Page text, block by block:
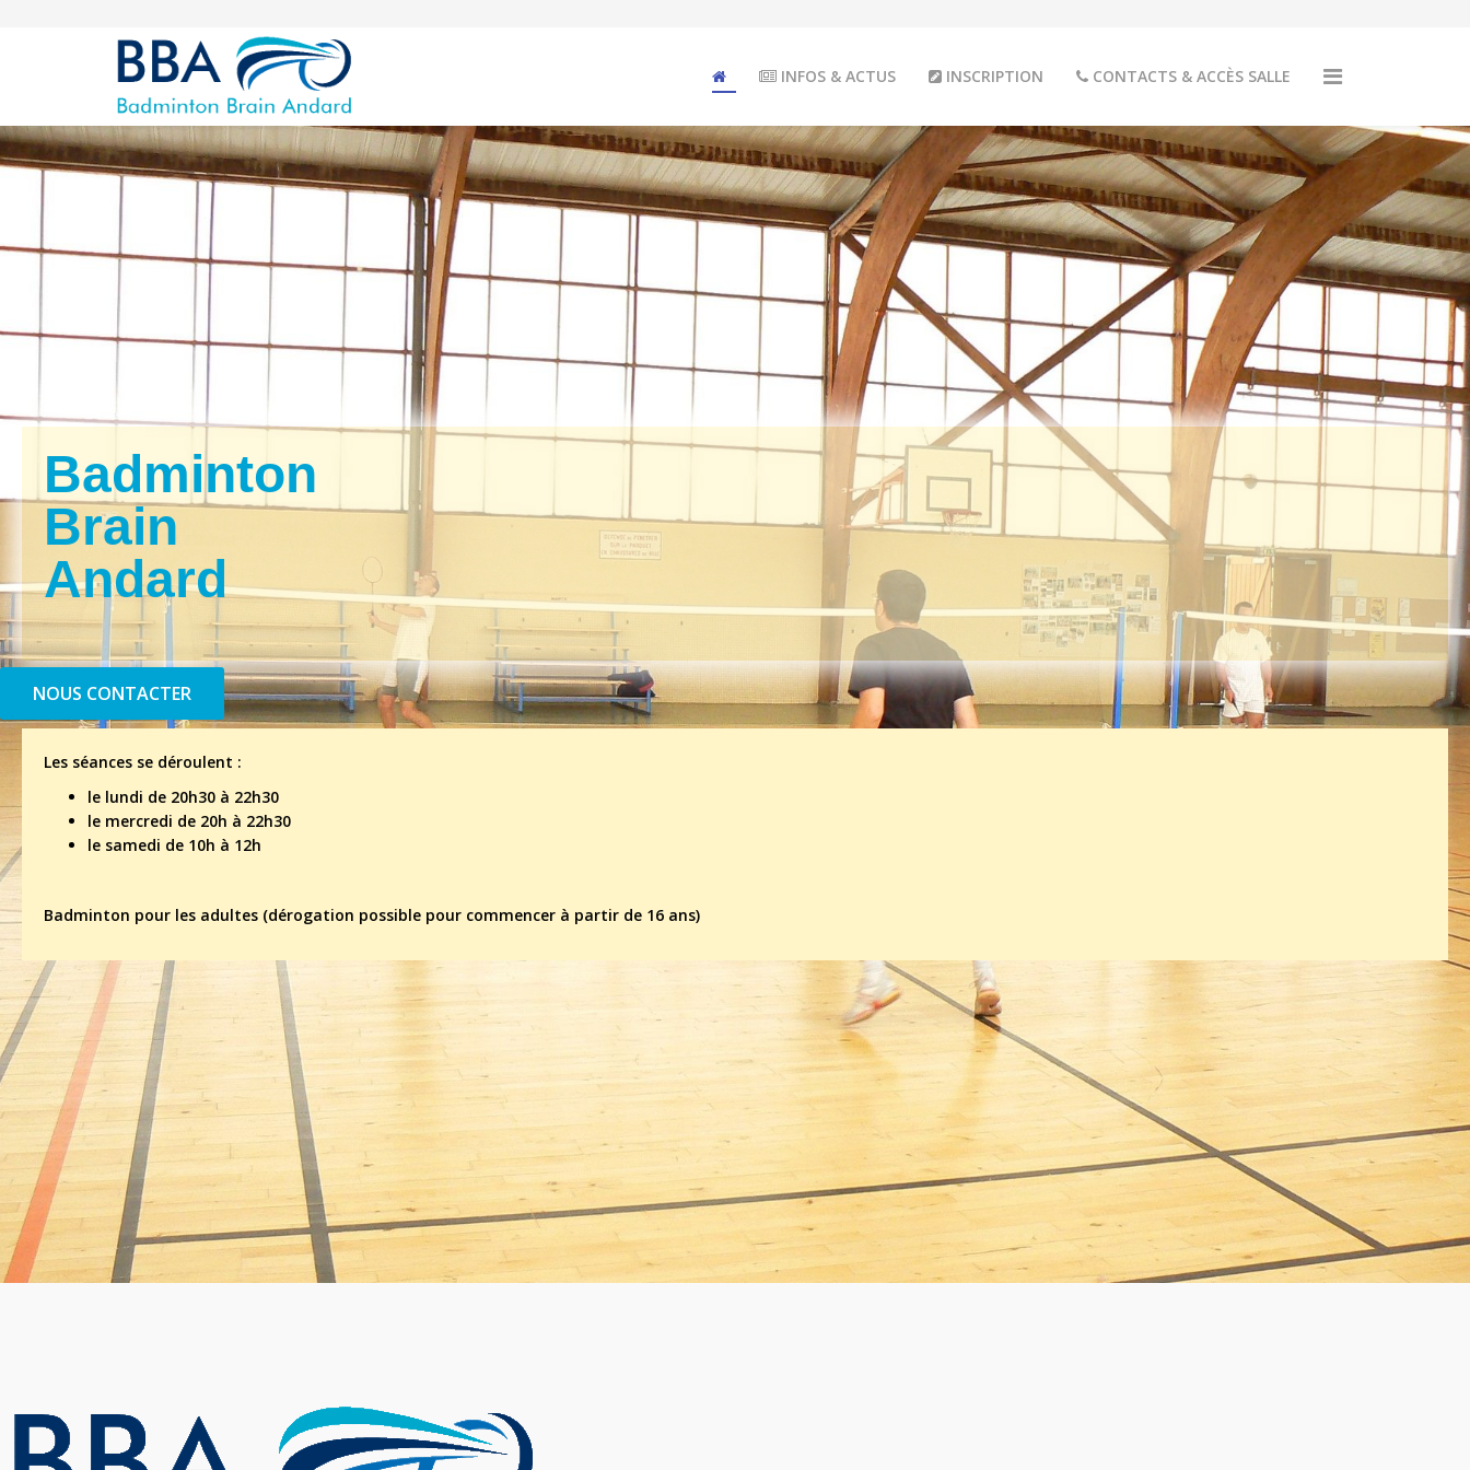
INFOS & ACTUS INSCRIPTION CONTACTS & ACCÈS SALLE
Badminton
Brain
Andard
NOUS CONTACTER
Les séances se déroulent :
le lundi de 20h30 à 22h30
le mercredi de 20h à 22h30
le samedi de 10h à 12h
Badminton pour les adultes (dérogation possible pour commencer à partir de 16 ans)